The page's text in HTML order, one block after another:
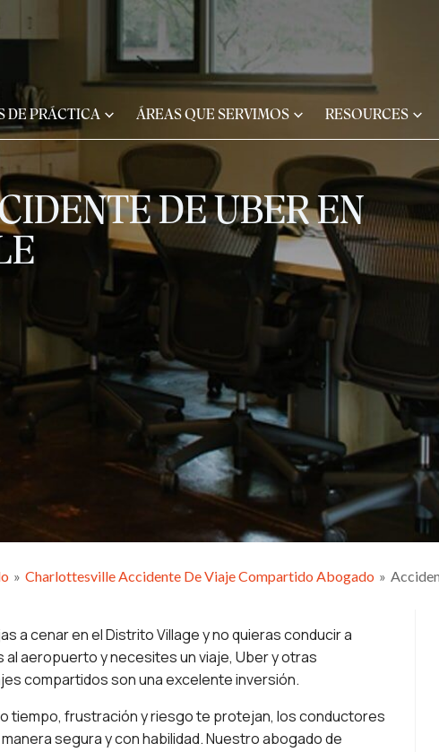
DE PRÁCTICA ÁREAS QUE SERVIMOS RESOURCES
DE UBER EN
» Charlottesville Accidente De Viaje Compartido Abogado »
a cenar en el Distrito Village y no quieras conducir a
al aeropuerto y necesites un viaje, Uber y otras
compartidos son una excelente inversión.
tiempo, frustración y riesgo te protejan, los conductores
segura y con habilidad. Nuestro abogado de